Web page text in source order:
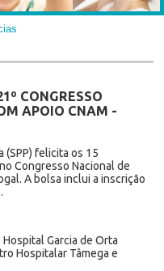
CONGRESSO
APOIO CNAM -
(SPP) felicita os 15
Congresso Nacional de
A bolsa inclui a inscrição
Garcia de Orta
Hospitalar Tâmega e